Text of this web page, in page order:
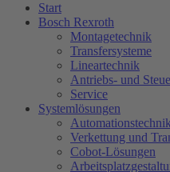
Start
Bosch Rexroth
Montagetechnik
Transfersysteme
Lineartechnik
Antriebs- und
Service
Systemlösungen
Automationstechnik
Verkettung und
Cobot-Lösungen